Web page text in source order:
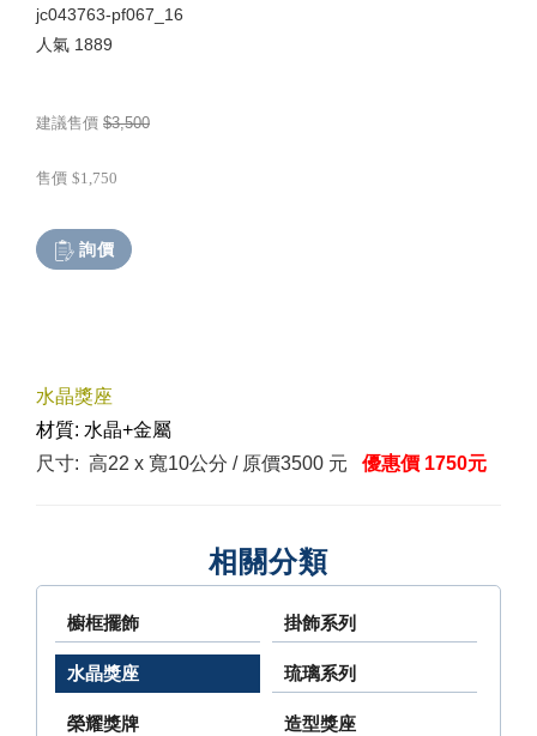
jc043763-pf067_16
人氣 1889
建議售價 $3,500
售價 $1,750
詢價
水晶獎座
材質: 水晶+金屬
尺寸: 高22 x 寬10公分 / 原價3500 元 優惠價 1750元
相關分類
櫥框擺飾 掛飾系列
水晶獎座 琉璃系列
榮耀獎牌 造型獎座